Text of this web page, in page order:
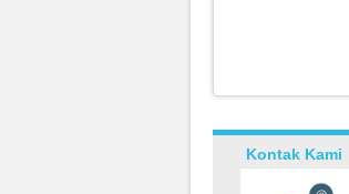
Kontak Kami